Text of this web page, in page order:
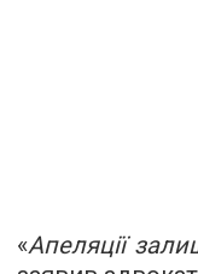
«Апеляції